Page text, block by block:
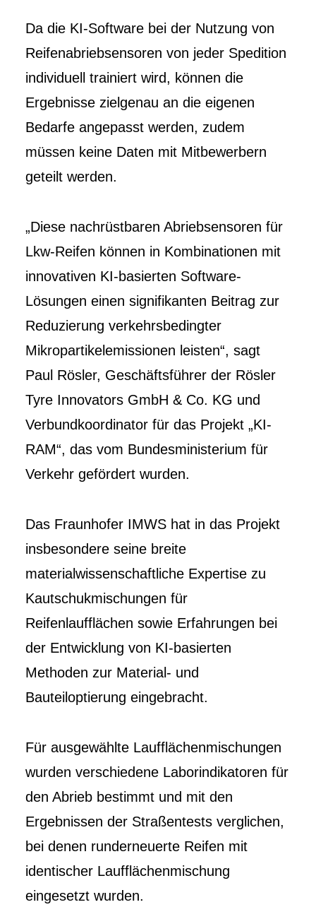
Da die KI-Software bei der Nutzung von
Reifenabriebsensoren von jeder Spedition
individuell trainiert wird, können die
Ergebnisse zielgenau an die eigenen
Bedarfe angepasst werden, zudem
müssen keine Daten mit Mitbewerbern
geteilt werden.
„Diese nachrüstbaren Abriebsensoren für
Lkw-Reifen können in Kombinationen mit
innovativen KI-basierten Software-
Lösungen einen signifikanten Beitrag zur
Reduzierung verkehrsbedingter
Mikropartikelemissionen leisten“, sagt
Paul Rösler, Geschäftsführer der Rösler
Tyre Innovators GmbH & Co. KG und
Verbundkoordinator für das Projekt „KI-
RAM“, das vom Bundesministerium für
Verkehr gefördert wurden.
Das Fraunhofer IMWS hat in das Projekt
insbesondere seine breite
materialwissenschaftliche Expertise zu
Kautschukmischungen für
Reifenlaufflächen sowie Erfahrungen bei
der Entwicklung von KI-basierten
Methoden zur Material- und
Bauteiloptierung eingebracht.
Für ausgewählte Laufflächenmischungen
wurden verschiedene Laborindikatoren für
den Abrieb bestimmt und mit den
Ergebnissen der Straßentests verglichen,
bei denen runderneuerte Reifen mit
identischer Laufflächenmischung
eingesetzt wurden.